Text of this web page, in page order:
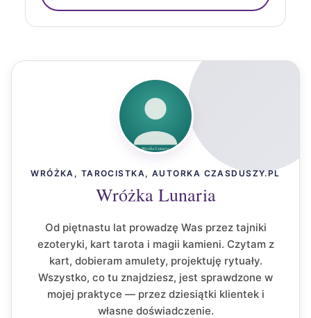
WRÓŻKA, TAROCISTKA, AUTORKA CZASDUSZY.PL
Wróżka Lunaria
Od piętnastu lat prowadzę Was przez tajniki
ezoteryki, kart tarota i magii kamieni. Czytam z
kart, dobieram amulety, projektuję rytuały.
Wszystko, co tu znajdziesz, jest sprawdzone w
mojej praktyce — przez dziesiątki klientek i
własne doświadczenie.